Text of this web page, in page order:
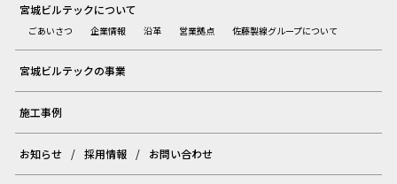
宮城ビルテックについて
ごあいさつ 企業情報 沿革 営業拠点 佐藤製線グループについて
宮城ビルテックの事業
施工事例
お知らせ 採用情報 お問い合わせ